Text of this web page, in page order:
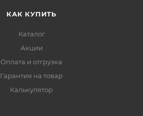
КАК КУПИТЬ
Каталог
Акции
Оплата и отгрузка
Гарантия на товар
Калькулятор